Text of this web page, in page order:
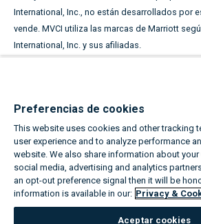
International, Inc., no están desarrollados por
vende. MVCI utiliza las marcas de Marriott
International, Inc. y sus afiliadas.
FIN DE SOLICITAR LA VENTA DE PERIODOS DE
LOS TÉRMINOS COMPLETOS DE LA OFERTA
OFERTA DISPONIBLE DEL PATROCINADOR.
Igualdad de oportunidades de vivienda
Preferencias de cookies
This website uses cookies and other tracking
user experience and to analyze performance
website. We also share information about
social media, advertising and analytics
an opt-out preference signal then it will be
information is available in our: Privacy &
Aceptar cookies